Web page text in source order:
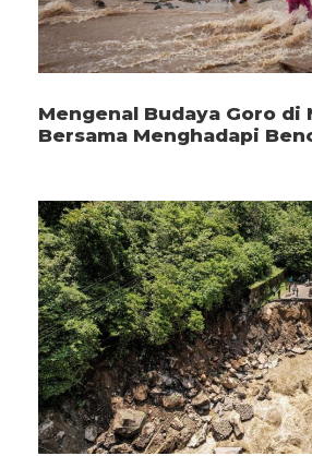
Mengenal Budaya Goro di
Bersama Menghadapi